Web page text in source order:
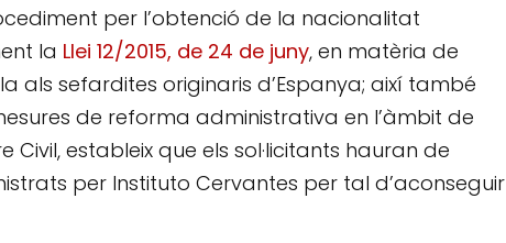
per l’obtenció de la nacionalitat
la Llei 12/2015, de 24 de juny, en matèria de
als sefardites originaris d’Espanya; així també
de reforma administrativa en l’àmbit de
Civil, estableix que els sol·licitants hauran de
per Instituto Cervantes per tal d’aconseguir